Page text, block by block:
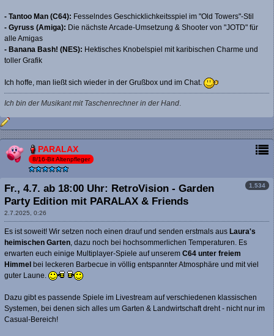
- Tantoo Man (C64): Fesselndes Geschicklichkeitsspiel im "Old Towers"-Stil
- Gyruss (Amiga): Die nächste Arcade-Umsetzung & Shooter von "JOTD" für
alle Amigas
- Banana Bash! (NES): Hektisches Knobelspiel mit karibischen Charme und
toller Grafik
Ich hoffe, man ließt sich wieder in der Grußbox und im Chat.
Ich bin der Musikant mit Taschenrechner in der Hand.
PARALAX
8/16-Bit Altenpfleger
1.534
Fr., 4.7. ab 18:00 Uhr: RetroVision - Garden
Party Edition mit PARALAX & Friends
2.7.2025, 0:26
Es ist soweit! Wir setzen noch einen drauf und senden erstmals aus Laura's
heimischen Garten , dazu noch bei hochsommerlichen Temperaturen. Es
erwarten euch einige Multiplayer-Spiele auf unserem C64 unter freiem
Himmel bei leckeren Barbecue in völlig entspannter Atmosphäre und mit viel
guter Laune.
Dazu gibt es passende Spiele im Livestream auf verschiedenen klassischen
Systemen, bei denen sich alles um Garten & Landwirtschaft dreht - nicht nur im
Casual-Bereich!